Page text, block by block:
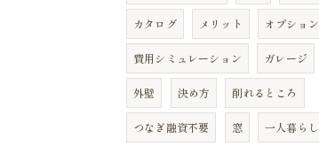
カタログ メリット オプション
費用シミュレーション ガレージ
外壁 決め方 削れるところ
つなぎ融資不要 窓 一人暮らし